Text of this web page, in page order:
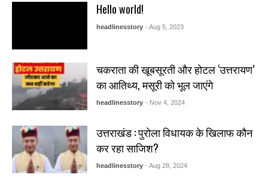
Hello world!
headlinesstory - Aug 5, 2023
चकराता की खूबसूरती और होटल ‘उत्तरायण’
का आतिथ्य, मसूरी को भूल जाएंगे
headlinesstory - Nov 4, 2024
उत्तराखंड : पुरोला विधायक के खिलाफ कौन
कर रहा साजिश?
headlinesstory - Aug 28, 2024